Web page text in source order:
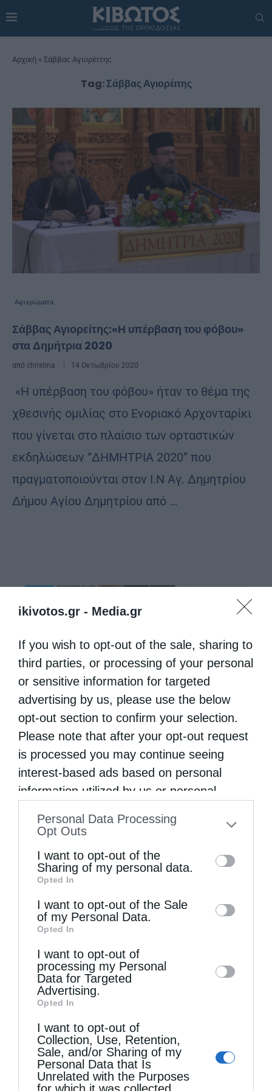
ikivotos.gr - Media.gr
If you wish to opt-out of the sale, sharing to
third parties, or processing of your personal
or sensitive information for targeted
advertising by us, please use the below
opt-out section to confirm your selection.
Please note that after your opt-out request
is processed you may continue seeing
interest-based ads based on personal
information utilized by us or personal
to your opt-out. You may separately opt-out
information by third parties on the IAB’s list
of downstream participants. This
information may also be disclosed by us to
third parties on theIAB’s List of
Downstream Participants
disclose it to other third parties.
Personal Data Processing
Opt Outs
I want to opt-out of the
Sharing of my personal data.
Opted In
I want to opt-out of the Sale
of my Personal Data.
Opted In
I want to opt-out of
processing my Personal
Data for Targeted
Advertising.
Opted In
I want to opt-out of
Collection, Use, Retention,
Sale, and/or Sharing of my
Personal Data that Is
Unrelated with the Purposes
for which it was collected.
Αρχική » Σάββας Αγιορέιτης
Tag:Σάββας Αγιορέιτης
Αφιερώματα
Σάββας Αγιορείτης:«Η υπέρβαση του φόβου»
στα Δημήτρια 2020
από christina 14 Οκτωβρίου 2020
«Η υπέρβαση του φόβου» ήταν το θέμα της
χθεσινής ομιλίας στο Ενοριακό Αρχονταρίκι
που γίνεται στο πλαίσιο των ορταστικών
εκδηλώσεων “ΔΗΜΗΤΡΙΑ 2020” που
πραγματοποιούνται στον Ι.Ν Αγ. Δημητρίου
Δήμου Αγίου Δημητρίου από …
Τελευταία άρθρα
Η LEROY MERLIN στηρίζει τον Ελληνικό Ερυθρό
Σταυρό με δωρεά επιχειρησιακού εξοπλισμού για
την αντιμετώπιση των καταστροφικών
Η “Κιβωτός της Ορθοδοξίας” σε όλα τα περίπτερα